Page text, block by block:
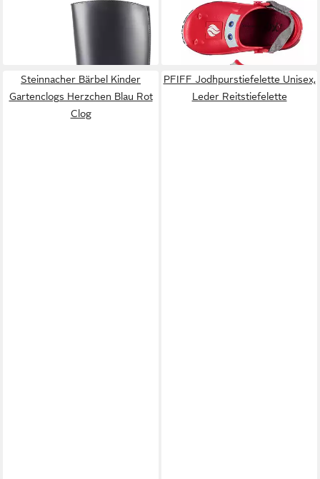
PVC Reitstiefel
Glasgow Reitstiefel
STEINNACHER BÄRBEL
Kinder Gartenclogs
Feuerwehr rot Clog
14,90 €
Steinnacher Bärbel Kinder
Gartenclogs Herzchen Blau Rot
Clog
PFIFF Jodhpurstiefelette Unisex,
Leder Reitstiefelette